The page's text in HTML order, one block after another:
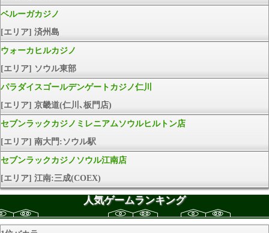
ベルーガカジノ
[エリア] 済州島
ウォーカヒルカジノ
[エリア] ソウル東部
パラダイスゴールデンゲートカジノ仁川
[エリア] 京畿道(仁川､板門店)
セブンラックカジノミレニアムソウルヒルトン店
[エリア] 南大門:ソウル駅
セブンラックカジノソウル江南店
[エリア] 江南:三成(COEX)
人気ゲームランキング